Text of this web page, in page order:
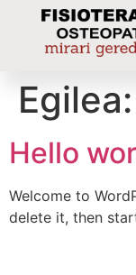
Egilea:
Hello
Welcome to
delete it, then